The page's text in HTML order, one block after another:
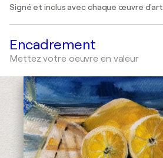
Signé et inclus avec chaque œuvre d'art
Encadrement
Mettez votre oeuvre en valeur